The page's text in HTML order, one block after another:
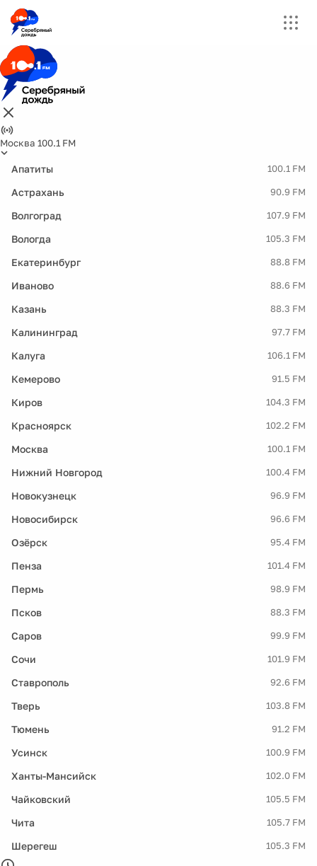
Москва 100.1 FM
Апатиты 100.1 FM
Астрахань 90.9 FM
Волгоград 107.9 FM
Вологда 105.3 FM
Екатеринбург 88.8 FM
Иваново 88.6 FM
Казань 88.3 FM
Калининград 97.7 FM
Калуга 106.1 FM
Кемерово 91.5 FM
Киров 104.3 FM
Красноярск 102.2 FM
Москва 100.1 FM
Нижний Новгород 100.4 FM
Новокузнецк 96.9 FM
Новосибирск 96.6 FM
Озёрск 95.4 FM
Пенза 101.4 FM
Пермь 98.9 FM
Псков 88.3 FM
Саров 99.9 FM
Сочи 101.9 FM
Ставрополь 92.6 FM
Тверь 103.8 FM
Тюмень 91.2 FM
Усинск 100.9 FM
Ханты-Мансийск 102.0 FM
Чайковский 105.5 FM
Чита 105.7 FM
Шерегеш 105.3 FM